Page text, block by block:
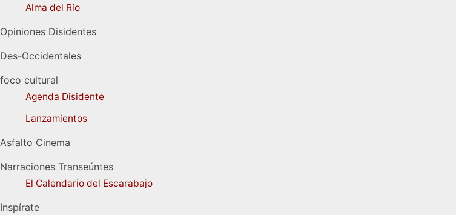
Alma del Río
Opiniones Disidentes
Des-Occidentales
foco cultural
Agenda Disidente
Lanzamientos
Asfalto Cinema
Narraciones Transeúntes
El Calendario del Escarabajo
Inspírate